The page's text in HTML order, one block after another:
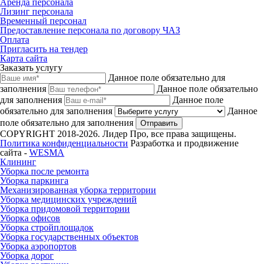
Лизинг персонала
Временный персонал
Предоставление персонала по договору ЧАЗ
Оплата
Пригласить на тендер
Карта сайта
Заказать услугу
Данное поле обязательно для
заполнения
Данное поле обязательно
для заполнения
Данное поле
обязательно для заполнения
Данное
поле обязательно для заполнения
Отправить
COPYRIGHT 2018-2026. Лидер Про, все права защищены.
Политика конфиденциальности Разработка и продвижение
сайта - WESMA
Клининг
Уборка после ремонта
Уборка паркинга
Механизированная уборка территории
Уборка медицинских учреждений
Уборка придомовой территории
Уборка офисов
Уборка стройплощадок
Уборка государственных объектов
Уборка аэропортов
Уборка дорог